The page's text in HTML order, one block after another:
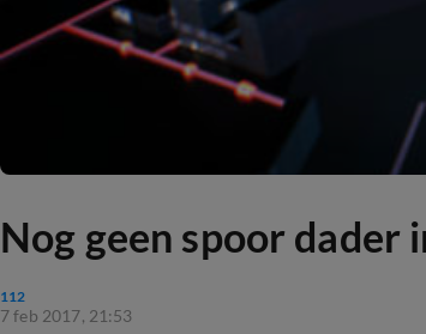
Nog geen spoor dader
112
7 feb 2017, 21:53